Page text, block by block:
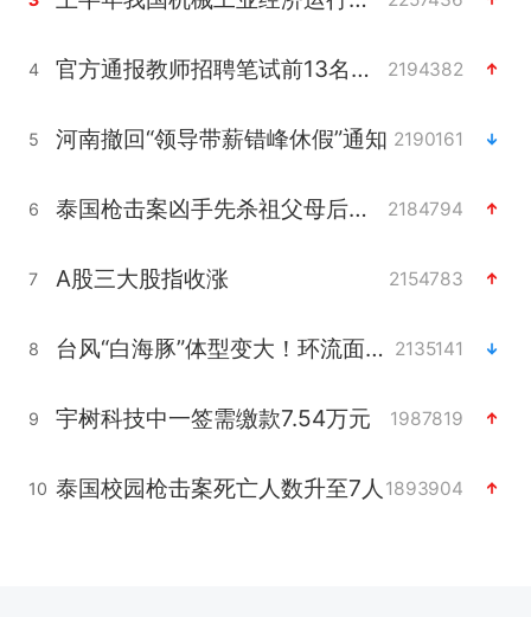
4 官方通报教师招聘笔试前13名被淘汰 2194382
5 河南撤回“领导带薪错峰休假”通知 2190161
6 泰国枪击案凶手先杀祖父母后行凶 2184794
7 A股三大股指收涨 2154783
8 台风“白海豚”体型变大！环流面积接近13个浙江那么大 2135141
9 宇树科技中一签需缴款7.54万元 1987819
10 泰国校园枪击案死亡人数升至7人 1893904